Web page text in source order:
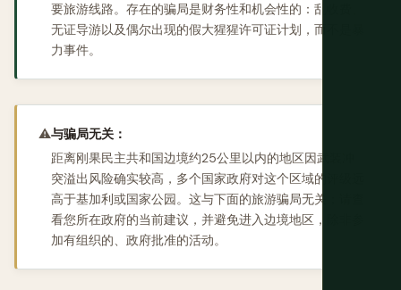
要旅游线路。存在的骗局是财务性和机会性的：乱收费、
无证导游以及偶尔出现的假大猩猩许可证计划，而不是暴
力事件。
⚠️与骗局无关：
距离刚果民主共和国边境约25公里以内的地区因武装冲
突溢出风险确实较高，多个国家政府对这个区域的评级远
高于基加利或国家公园。这与下面的旅游骗局无关；请查
看您所在政府的当前建议，并避免进入边境地区，除非参
加有组织的、政府批准的活动。